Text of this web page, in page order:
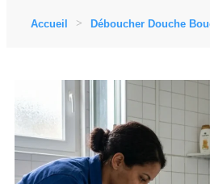
Accueil Déboucher Douche